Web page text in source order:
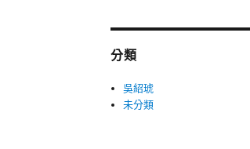
分類
吳紹琥
未分類